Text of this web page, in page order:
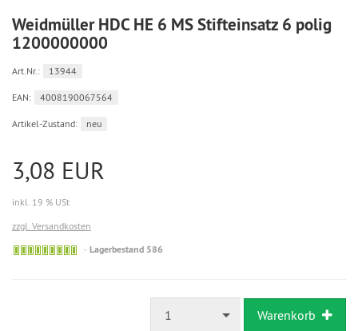
Weidmüller HDC HE 6 MS Stifteinsatz 6 polig
1200000000
Art.Nr.: 13944
EAN: 4008190067564
Artikel-Zustand: neu
3,08 EUR
inkl. 19 % USt
zzgl. Versandkosten
Lagerbestand 586
1 Warenkorb